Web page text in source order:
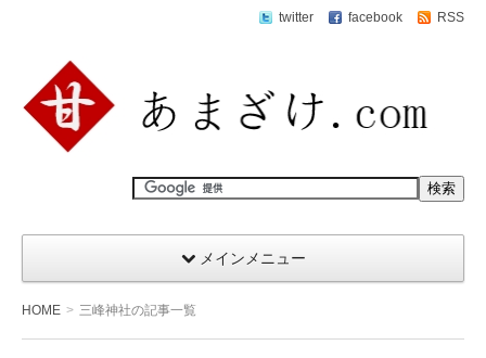
twitter facebook RSS
メインメニュー
HOME 三峰神社の記事一覧